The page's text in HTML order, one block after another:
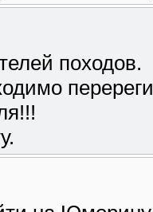
походов.